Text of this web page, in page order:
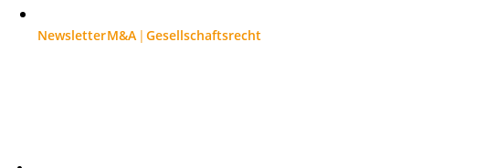
NewsletterM&A Gesellschaftsrecht